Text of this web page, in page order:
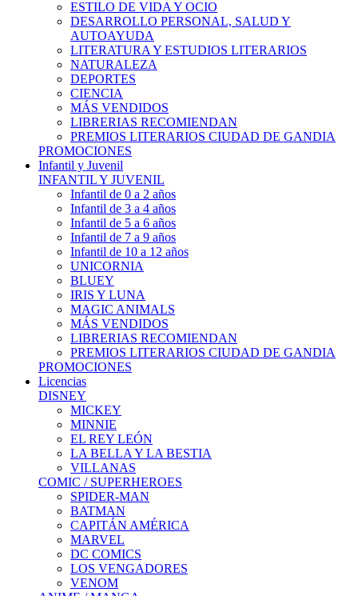
ESTILO DE VIDA Y OCIO
DESARROLLO PERSONAL, SALUD Y
AUTOAYUDA
LITERATURA Y ESTUDIOS LITERARIOS
NATURALEZA
DEPORTES
CIENCIA
MÁS VENDIDOS
LIBRERIAS RECOMIENDAN
PREMIOS LITERARIOS CIUDAD DE GANDIA
PROMOCIONES
Infantil y Juvenil
INFANTIL Y JUVENIL
Infantil de 0 a 2 años
Infantil de 3 a 4 años
Infantil de 5 a 6 años
Infantil de 7 a 9 años
Infantil de 10 a 12 años
UNICORNIA
BLUEY
IRIS Y LUNA
MAGIC ANIMALS
MÁS VENDIDOS
LIBRERIAS RECOMIENDAN
PREMIOS LITERARIOS CIUDAD DE GANDIA
PROMOCIONES
Licencias
DISNEY
MICKEY
MINNIE
EL REY LEÓN
LA BELLA Y LA BESTIA
VILLANAS
COMIC / SUPERHEROES
SPIDER-MAN
BATMAN
CAPITÁN AMÉRICA
MARVEL
DC COMICS
LOS VENGADORES
VENOM